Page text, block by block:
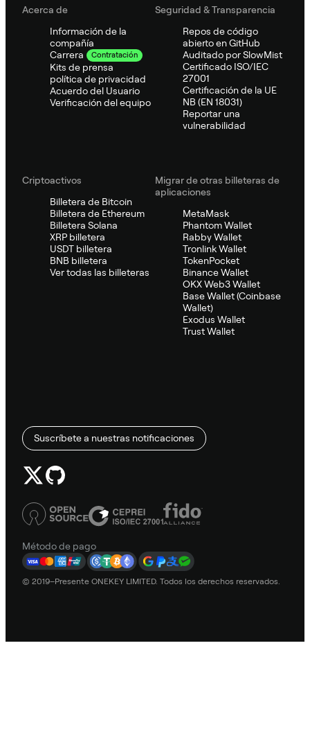
Acerca de
Información de la
compañía
Carrera
Contratación
Kits de prensa
política de privacidad
Acuerdo del Usuario
Verificación del equipo
Seguridad & Transparencia
Repos de código
abierto en GitHub
Auditado por SlowMist
Certificado ISO/IEC
27001
Certificación de la UE
NB (EN 18031)
Reportar una
vulnerabilidad
Criptoactivos
Billetera de Bitcoin
Billetera de Ethereum
Billetera Solana
XRP billetera
USDT billetera
BNB billetera
Ver todas las billeteras
Migrar de otras billeteras de
aplicaciones
MetaMask
Phantom Wallet
Rabby Wallet
Tronlink Wallet
TokenPocket
Binance Wallet
OKX Web3 Wallet
Base Wallet (Coinbase
Wallet)
Exodus Wallet
Trust Wallet
Suscríbete a nuestras notificaciones
Método de pago
© 2019–Presente ONEKEY LIMITED. Todos los derechos reservados.